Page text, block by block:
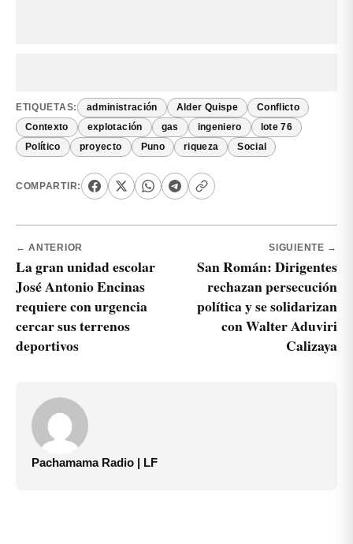
ETIQUETAS: administración Alder Quispe Conflicto
Contexto explotación gas ingeniero lote 76
Político proyecto Puno riqueza Social
COMPARTIR:
← ANTERIOR
La gran unidad escolar
José Antonio Encinas
requiere con urgencia
cercar sus terrenos
deportivos
SIGUIENTE →
San Román: Dirigentes
rechazan persecución
política y se solidarizan
con Walter Aduviri
Calizaya
Pachamama Radio | LF